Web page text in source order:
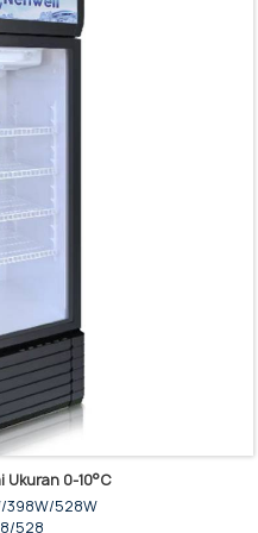
lapisan pemanas, LowE
Ukuran 0-10°C
398W/528W
528